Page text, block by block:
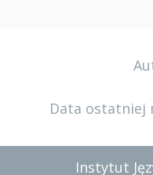
Data ostatniej
Instytut